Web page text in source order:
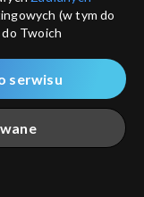
(w tym do
Twoich
udostępnianie
przez
dalej
pomocą
serwisu